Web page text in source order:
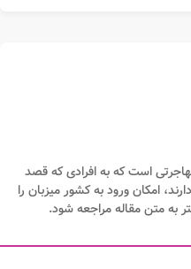
است که به افرادی که قصد
امکان ورود به کشور میزبان را
متن مقاله مراجعه شود.